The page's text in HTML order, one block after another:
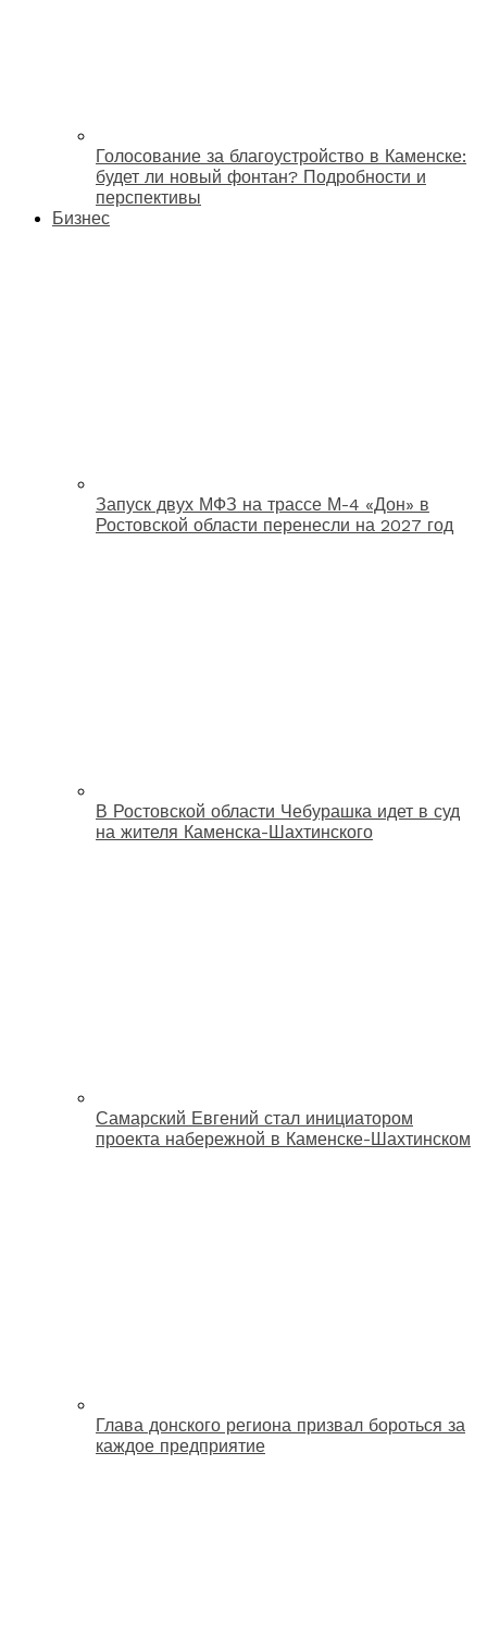
Голосование за благоустройство в Каменске:
будет ли новый фонтан? Подробности и
перспективы
Бизнес
Запуск двух МФЗ на трассе М-4 «Дон» в
Ростовской области перенесли на 2027 год
В Ростовской области Чебурашка идет в суд
на жителя Каменска-Шахтинского
Самарский Евгений стал инициатором
проекта набережной в Каменске-Шахтинском
Глава донского региона призвал бороться за
каждое предприятие